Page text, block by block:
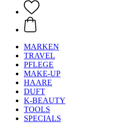
MARKEN
TRAVEL
PFLEGE
MAKE-UP
HAARE
DUFT
K-BEAUTY
TOOLS
SPECIALS